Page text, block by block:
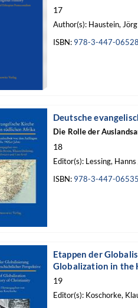
17
Author(s): Haustein, Jörg
ISBN: 978-3-447-
Deutsche
Die Rolle der
18
Editor(s): Lessing,
ISBN: 978-3-447-
Etappen der
Globalization in
19
Editor(s): Koschorke,